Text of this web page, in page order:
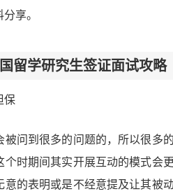
享。
留学研究生签证面试攻略
保
被问到很多的问题的，所以很多
个时期间其实开展互动的模式会
意的表明或是不经意提及让其被